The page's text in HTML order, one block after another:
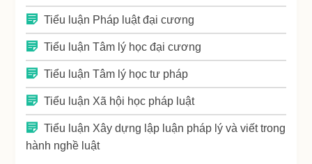
Tiểu luận Pháp luật đại cương
Tiểu luận Tâm lý học đại cương
Tiểu luận Tâm lý học tư pháp
Tiểu luận Xã hội học pháp luật
Tiểu luận Xây dựng lập luận pháp lý và viết trong
hành nghề luật